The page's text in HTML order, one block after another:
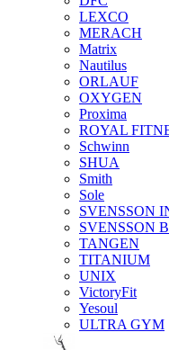
LEXCO
MERACH
Matrix
Nautilus
ORLAUF
OXYGEN
Proxima
ROYAL
Schwinn
SHUA
Smith
Sole
SVENSSON
SVENSSON
TANGEN
TITANIUM
UNIX
VictoryFit
Yesoul
ULTRA GYM